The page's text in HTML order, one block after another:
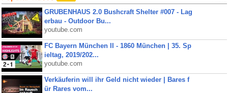
GRUBENHAUS 2.0 Bushcraft Shelter #007 - Lag
erbau - Outdoor Bu...
youtube.com
FC Bayern München II - 1860 München | 35. Sp
ieltag, 2019/202...
youtube.com
Verkäuferin will ihr Geld nicht wieder | Bares f
ür Rares vom...